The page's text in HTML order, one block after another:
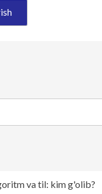
va til: kim g'olib?